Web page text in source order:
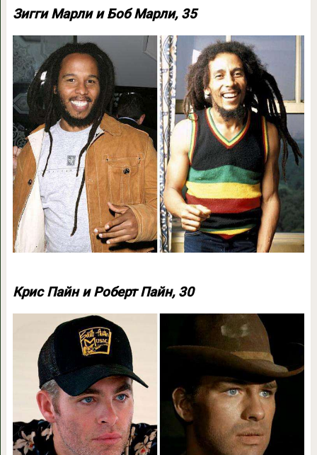
Зигги Марли и Боб Марли, 35
Крис Пайн и Роберт Пайн, 30